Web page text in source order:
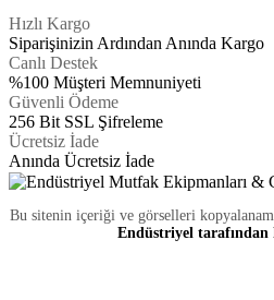
Hızlı Kargo
Siparişinizin Ardından Anında Kargo
Canlı Destek
%100 Müşteri Memnuniyeti
Güvenli Ödeme
256 Bit SSL Şifreleme
Ücretsiz İade
Anında Ücretsiz İade
Bu sitenin içeriği ve görselleri
Endüstriyel tarafından